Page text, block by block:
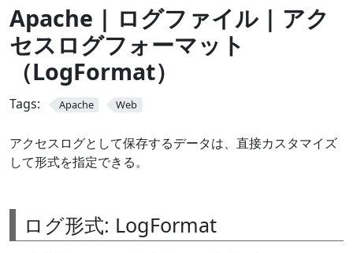
Apache | ログファイル | アク
セスログフォーマット
（LogFormat）
Tags: Apache Web
アクセスログとして保存するデータは、直接カスタマイズ
して形式を指定できる。
ログ形式: LogFormat